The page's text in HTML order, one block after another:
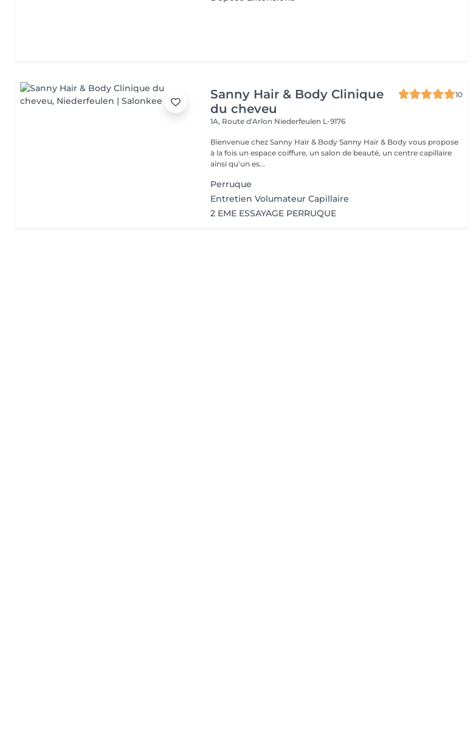
Sanny Hair & Body Clinique
du cheveu
10
1A, Route d'Arlon Niederfeulen L-9176
Bienvenue chez Sanny Hair & Body Sanny Hair & Body vous propose
à la fois un espace coiffure, un salon de beauté, un centre capillaire
ainsi qu'un es...
Perruque
Entretien Volumateur Capillaire
2 EME ESSAYAGE PERRUQUE